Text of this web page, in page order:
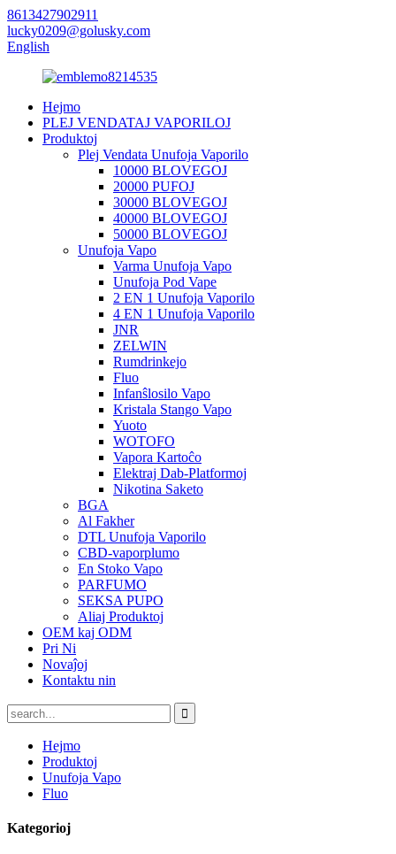
8613427902911
lucky0209@golusky.com
English
Hejmo
PLEJ VENDATAJ VAPORILOJ
Produktoj
Plej Vendata Unufoja Vaporilo
10000 BLOVEGOJ
20000 PUFOJ
30000 BLOVEGOJ
40000 BLOVEGOJ
50000 BLOVEGOJ
Unufoja Vapo
Varma Unufoja Vapo
Unufoja Pod Vape
2 EN 1 Unufoja Vaporilo
4 EN 1 Unufoja Vaporilo
JNR
ZELWIN
Rumdrinkejo
Fluo
Infanŝlosilo Vapo
Kristala Stango Vapo
Yuoto
WOTOFO
Vapora Kartoĉo
Elektraj Dab-Platformoj
Nikotina Saketo
BGA
Al Fakher
DTL Unufoja Vaporilo
CBD-vaporplumo
En Stoko Vapo
PARFUMO
SEKSA PUPO
Aliaj Produktoj
OEM kaj ODM
Pri Ni
Novaĵoj
Kontaktu nin
Hejmo
Produktoj
Unufoja Vapo
Fluo
Kategorioj